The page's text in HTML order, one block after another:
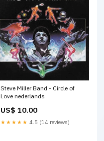
Steve Miller Band - Circle of
Love nederlands
US$ 10.00
★★★★★ 4.5 (14 reviews)